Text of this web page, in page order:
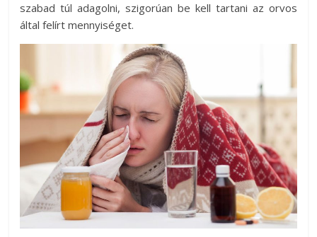
szabad túl adagolni, szigorúan be kell tartani az orvos
által felírt mennyiséget.